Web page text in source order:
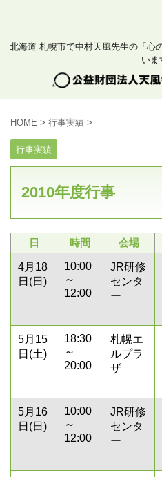
北海道 札幌市で中村天風先生の「心
いま
HOME > 行事実績 >
行事実績
2010年度行事
日 時間 会場
4月18
日(日)
10:00
～
12:00
JR研修
センタ
ー
5月15
日(土)
18:30
～
20:00
札幌エ
ルプラ
ザ
5月16
日(日)
10:00
～
12:00
JR研修
センタ
ー